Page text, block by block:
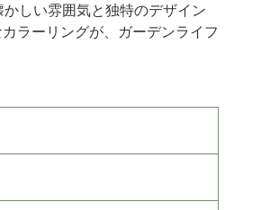
しい雰囲気と独特のデザイン
ラーリングが、ガーデンライフ